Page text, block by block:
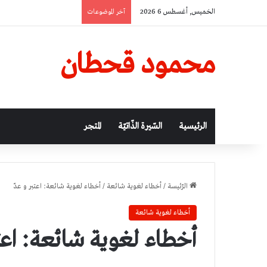
الخميس, أغسطس 6 2026 آخر الموضوعات
محمود قحطان
الرئيسية السّيرة الذّاتيّة المتجر
الرّئيسة / أخطاء لغوية شائعة / أخطاء لغوية شائعة: اعتبر و عدّ
أخطاء لغوية شائعة
أخطاء لغوية شائعة: